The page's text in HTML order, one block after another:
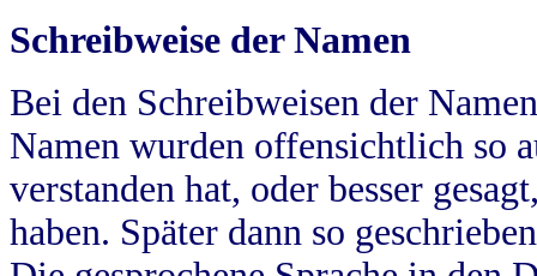
Schreibweise der Namen
Bei den Schreibweisen der
Namen wurden offensichtlich so
verstanden hat, oder besser
haben. Später dann so